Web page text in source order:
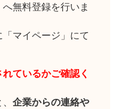
無料登録を行いま
マイページ」にて
ているかご確認く
、企業からの連絡や